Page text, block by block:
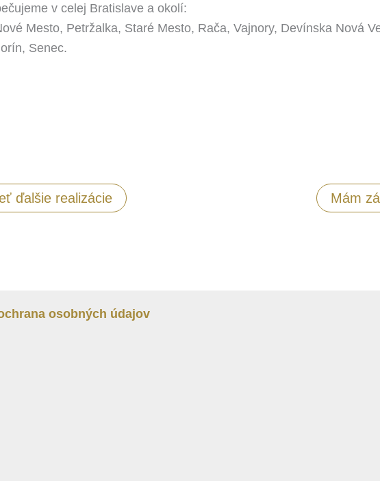
v celej Bratislave a okolí:
Mesto, Petržalka, Staré Mesto, Rača, Vajnory, Devínska Nová
Senec.
ďalšie realizácie Mám
osobných údajov